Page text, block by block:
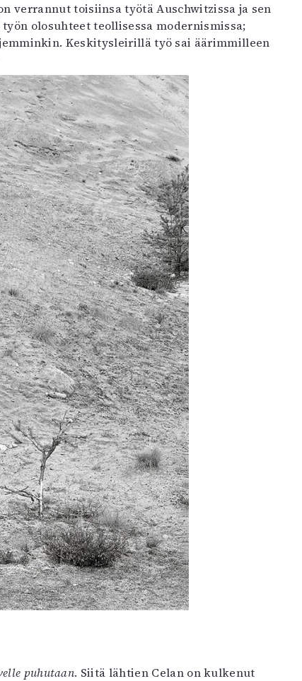
verrannut toisiinsa työtä Auschwitzissa ja sen
olosuhteet teollisessa modernismissa;
Keskitysleirillä työ sai äärimmilleen
puhutaan. Siitä lähtien Celan on kulkenut